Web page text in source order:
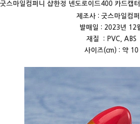
굿스마일컴퍼니 샵한정 넨도로이드400 카드캡
제조사 : 굿스마일컴퍼
발매일 : 2023년 12
재질 : PVC, ABS
사이즈(cm) : 약 10